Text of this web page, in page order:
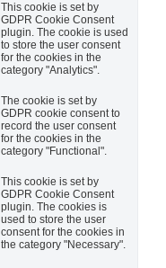
This cookie is set by
GDPR Cookie Consent
plugin. The cookie is used
to store the user consent
for the cookies in the
category "Analytics".
The cookie is set by
GDPR cookie consent to
record the user consent
for the cookies in the
category "Functional".
This cookie is set by
GDPR Cookie Consent
plugin. The cookies is
used to store the user
consent for the cookies in
the category "Necessary".